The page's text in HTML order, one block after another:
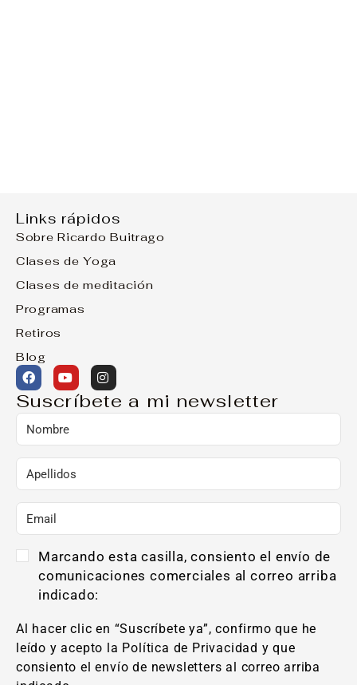
Links rápidos
Sobre Ricardo Buitrago
Clases de Yoga
Clases de meditación
Programas
Retiros
Blog
Suscríbete a mi newsletter
Marcando esta casilla, consiento el envío de
comunicaciones comerciales al correo arriba
indicado:
Al hacer clic en “Suscríbete ya”, confirmo que he
leído y acepto la Política de Privacidad y que
consiento el envío de newsletters al correo arriba